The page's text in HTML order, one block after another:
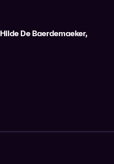
Hilde De Baerdemaeker,